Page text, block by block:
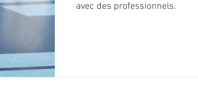
avec des professionnels.